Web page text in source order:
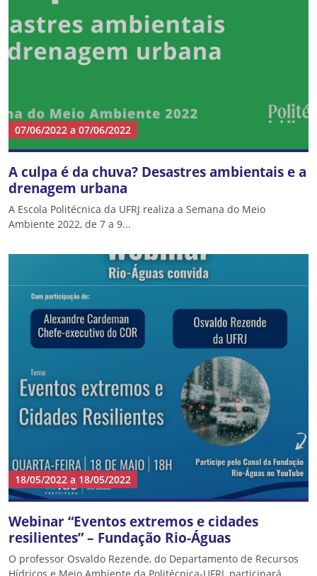
07/06/2022 a 07/06/2022
A culpa é da chuva? Desastres ambientais e a
drenagem urbana
A Escola Politécnica da UFRJ realiza a Semana do Meio
Ambiente 2022, de 7 a 9...
18/05/2022 a 18/05/2022
Webinar “Eventos extremos e cidades
resilientes” – Fundação Rio-Águas
O professor Osvaldo Rezende, do Departamento de Recursos